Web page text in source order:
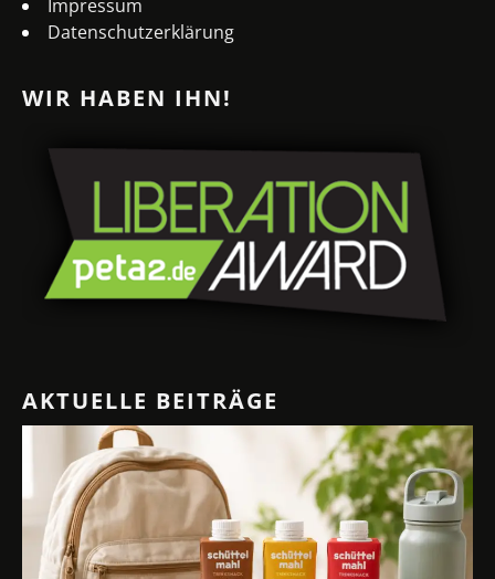
Impressum
Datenschutzerklärung
WIR HABEN IHN!
AKTUELLE BEITRÄGE